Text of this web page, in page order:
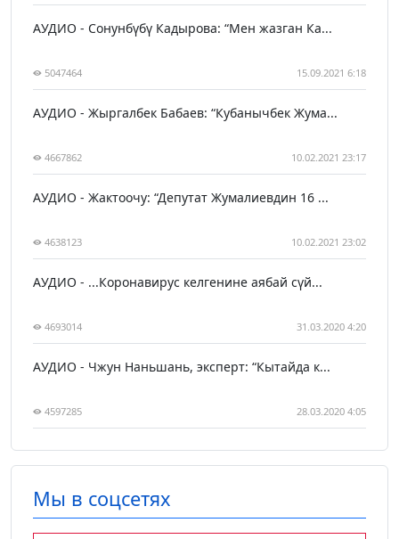
АУДИО - Сонунбүбү Кадырова: “Мен жазган Ка...
5047464 15.09.2021 6:18
АУДИО - Жыргалбек Бабаев: “Кубанычбек Жума...
4667862 10.02.2021 23:17
АУДИО - Жактоочу: “Депутат Жумалиевдин 16 ...
4638123 10.02.2021 23:02
АУДИО - ...Коронавирус келгенине аябай сүй...
4693014 31.03.2020 4:20
АУДИО - Чжун Наньшань, эксперт: “Кытайда к...
4597285 28.03.2020 4:05
Мы в соцсетях